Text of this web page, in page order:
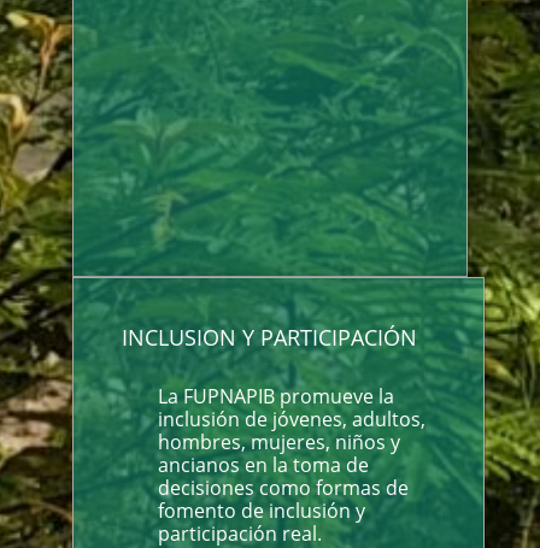
INCLUSION Y PARTICIPACIÓN
La FUPNAPIB promueve la
inclusión de jóvenes, adultos,
hombres, mujeres, niños y
ancianos en la toma de
decisiones como formas de
fomento de inclusión y
participación real.